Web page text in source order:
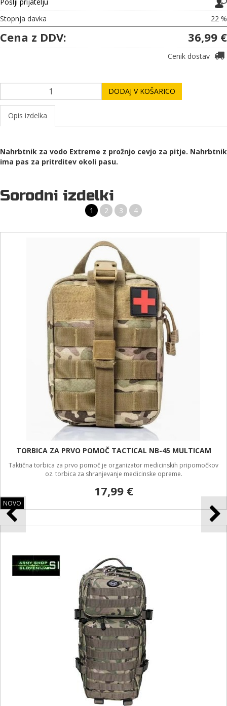
Stopnja davka
22 %
Cena z DDV: 36,99 €
Cenik dostav
DODAJ V KOŠARICO
Opis izdelka
Nahrbtnik za vodo Extreme z prožnjo cevjo za pitje. Nahrbtnik
ima pas za pritrditev okoli pasu.
Sorodni izdelki
1 2 3 4